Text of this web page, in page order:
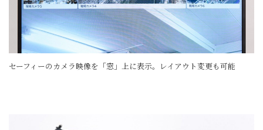
セーフィーのカメラ映像を「窓」上に表示。レイアウト変更も可能